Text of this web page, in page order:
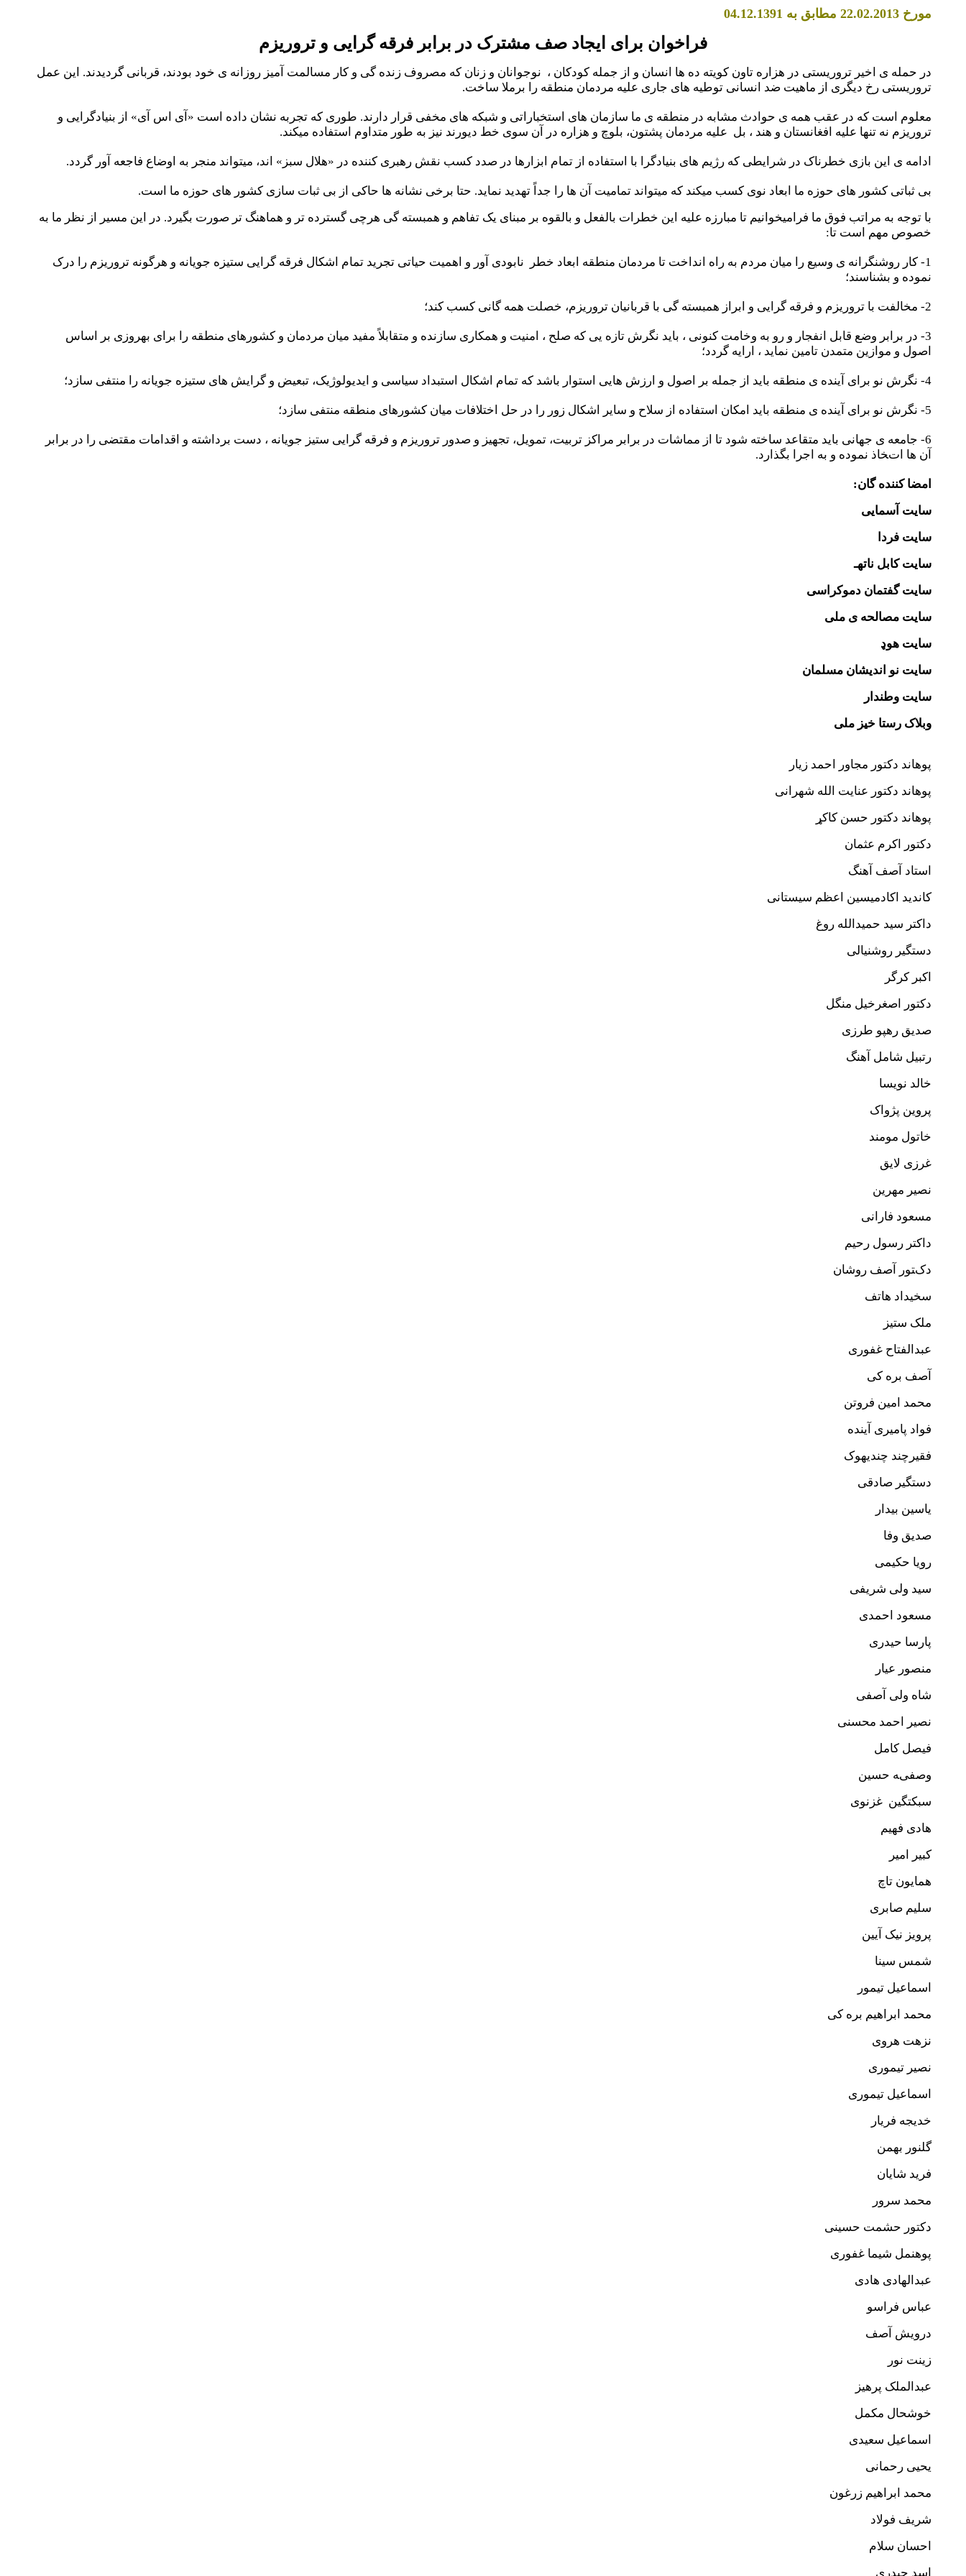
مورخ 22.02.2013 مطابق به 04.12.1391
فراخوان برای ایجاد صف مشترک در برابر فرقه گرایی و تروریزم
در حمله ی اخیر تروریستی در هزاره تاون کویته ده ها انسان و از جمله کودکان ، نوجوانان و زنان که مصروف زنده گی و کار مسالمت آمیز روزانه ی خود بودند، قربانی گردیدند. این عمل
تروریستی رخ دیگری از ماهیت ضد انسانی توطیه های جاری علیه مردمان منطقه را برملا ساخت.
معلوم است که در عقب همه ی حوادث مشابه در منطقه ی ما سازمان های استخباراتی و شبکه های مخفی قرار دارند. طوری که تجربه نشان داده است «آی اس آی» از بنیادگرایی و
تروریزم نه تنها علیه افغانستان و هند ، بل علیه مردمان پشتون، بلوچ و هزاره در آن سوی خط دیورند نیز به طور متداوم استفاده میکند.
ادامه ی این بازی خطرناک در شرایطی که رژیم های بنیادگرا با استفاده از تمام ابزارها در صدد کسب نقش رهبری کننده در «هلال سبز» اند، میتواند منجر به اوضاع فاجعه آور گردد.
بی ثباتی کشور های حوزه ما ابعاد نوی کسب میکند که میتواند تمامیت آن ها را جداً تهدید نماید. حتا برخی نشانه ها حاکی از بی ثبات سازی کشور های حوزه ما است.
با توجه به مراتب فوق ما فرامیخوانیم تا مبارزه علیه این خطرات بالفعل و بالقوه بر مبنای یک تفاهم و همبسته گی هرچی گسترده تر و هماهنگ تر صورت بگیرد. در این مسیر از نظر ما به
خصوص مهم است تا:
1- کار روشنگرانه ی وسیع را میان مردم به راه انداخت تا مردمان منطقه ابعاد خطر نابودی آور و اهمیت حیاتی تجرید تمام اشکال فرقه گرایی ستیزه جویانه و هرگونه تروریزم را درک
نموده و بشناسند؛
2- مخالفت با تروریزم و فرقه گرایی و ابراز همبسته گی با قربانیان تروریزم، خصلت همه گانی کسب کند؛
3- در برابر وضع قابل انفجار و رو به وخامت کنونی ، باید نگرش تازه یی که صلح ، امنیت و همکاری سازنده و متقابلاً مفید میان مردمان و کشورهای منطقه را برای بهروزی بر اساس
اصول و موازین متمدن تامین نماید ، ارایه گردد؛
4- نگرش نو برای آینده ی منطقه باید از جمله بر اصول و ارزش هایی استوار باشد که تمام اشکال استبداد سیاسی و ایدیولوژیک، تبعیض و گرایش های ستیزه جویانه را منتفی سازد؛
5- نگرش نو برای آینده ی منطقه باید امکان استفاده از سلاح و سایر اشکال زور را در حل اختلافات میان کشورهای منطقه منتفی سازد؛
6- جامعه ی جهانی باید متقاعد ساخته شود تا از مماشات در برابر مراکز تربیت، تمویل، تجهیز و صدور تروریزم و فرقه گرایی ستیز جویانه ، دست برداشته و اقدامات مقتضی را در برابر
آن ها اتخاذ نموده و به اجرا بگذارد.
امضا کننده گان:
سایت آسمایی
سایت فردا
سایت کابل ناتهـ
سایت گفتمان دموکراسی
سایت مصالحه ی ملی
سایت هوډ
سایت نو اندیشان مسلمان
سایت وطندار
وبلاک رستا خیز ملی
پوهاند دکتور مجاور احمد زیار
پوهاند دکتور عنایت الله شهرانی
پوهاند دکتور حسن کاکړ
دکتور اکرم عثمان
استاد آصف آهنگ
کاندید اکادمیسین اعظم سیستانی
داکتر سید حمیدالله روغ
دستگیر روشنیالی
اکبر کرگر
دکتور اصغرخيل منگل
صدیق رهپو طرزی
رتبیل شامل آهنگ
خالد نویسا
پروین پژواک
خاتول مومند
غرزی لایق
نصیر مهرین
مسعود فارانی
داکتر رسول رحیم
دکتور آصف روشان
سخیداد هاتف
ملک ستیز
عبدالفتاح غفوری
آصف بره کی
محمد امین فروتن
فواد پامیری آینده
فقیرچند چندیهوک
دستگیر صادقی
یاسین بیدار
صدیق وفا
رویا حکیمی
سید ولی شریفی
مسعود احمدی
پارسا حیدری
منصور عیار
شاه ولی آصفی
نصیر احمد محسنی
فیصل کامل
وصفیه حسین
سبکتگین غزنوی
هادی فهیم
کبیر امیر
همایون تاچ
سلیم صابری
پرویز نیک آیین
شمس سینا
اسماعیل تیمور
محمد ا براهیم بره کی
نزهت هروی
نصیر تیموری
اسماعیل تیموری
خدیجه فریار
گلنور بهمن
فرید شایان
محمد سرور
دکتور حشمت حسینی
پوهنمل شیما غفوری
عبدالهادی هادی
عباس فراسو
درویش آصف
زینت نور
عبدالملک پرهیز
خوشحال مکمل
اسماعیل سعیدی
یحیی رحمانی
محمد ابراهیم زرغون
شریف فولاد
احسان سلام
اسد حیدری